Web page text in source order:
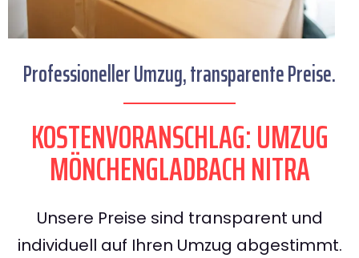
Professioneller Umzug, transparente Preise.
KOSTENVORANSCHLAG: UMZUG
MÖNCHENGLADBACH NITRA
Unsere Preise sind transparent und
individuell auf Ihren Umzug abgestimmt.